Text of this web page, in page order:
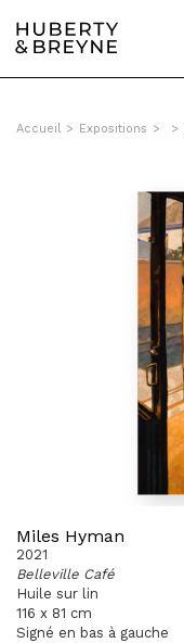
Accueil > Expositions > >
Miles Hyman
2021
Belleville Café
Huile sur lin
116 x 81 cm
Signé en bas à gauche